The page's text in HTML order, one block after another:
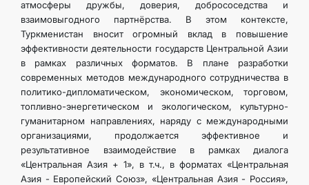
атмосферы дружбы, доверия, добрососедства и
взаимовыгодного партнёрства. В этом контексте,
Туркменистан вносит огромный вклад в повышение
эффективности деятельности государств Центральной Азии
в рамках различных форматов. В плане разработки
современных методов международного сотрудничества в
политико-дипломатическом, экономическом, торговом,
топливно-энергетическом и экологическом, культурно-
гуманитарном направлениях, наряду с международными
организациями, продолжается эффективное и
результативное взаимодействие в рамках диалога
«Центральная Азия + 1», в т.ч., в форматах «Центральная
Азия - Европейский Союз», «Центральная Азия - Россия»,